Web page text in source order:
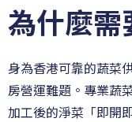
為什麼需
身為香港可靠的蔬菜
房營運難題。專業蔬
加工後的淨菜「即開